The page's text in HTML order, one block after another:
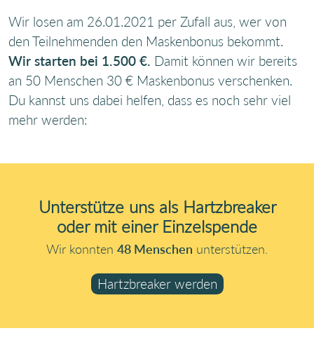
Wir losen am 26.01.2021 per Zufall aus, wer von
den Teilnehmenden den Maskenbonus bekommt.
Wir starten bei 1.500 €. Damit können wir bereits
an 50 Menschen 30 € Maskenbonus verschenken.
Du kannst uns dabei helfen, dass es noch sehr viel
mehr werden:
Unterstütze uns als Hartzbreaker
oder mit einer Einzelspende
Wir konnten 58 Menschen unterstützen.
Hartzbreaker werden